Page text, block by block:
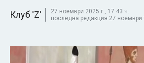
Клуб 'Z'
27 ноември 2025 г., 17:43 ч.
последна редакция 27 ноември